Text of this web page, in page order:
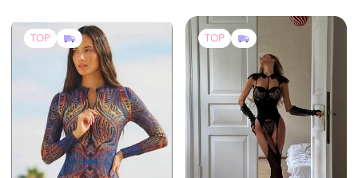
895 грн 1200 грн